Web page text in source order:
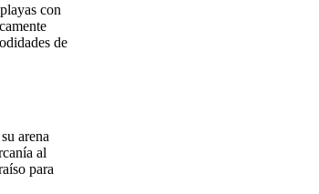
con
de
arena
al
para